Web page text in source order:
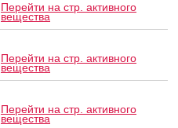
Перейти на стр. активного
вещества
Перейти на стр. активного
вещества
Перейти на стр. активного
вещества